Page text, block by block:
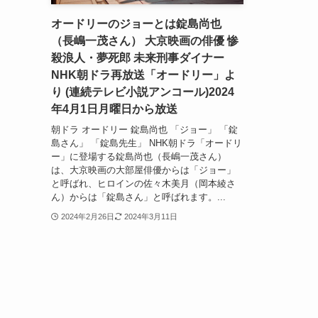
オードリーのジョーとは錠島尚也
（長嶋一茂さん） 大京映画の俳優 惨
殺浪人・夢死郎 未来刑事ダイナー
NHK朝ドラ再放送「オードリー」よ
り (連続テレビ小説アンコール)2024
年4月1日月曜日から放送
朝ドラ オードリー 錠島尚也 「ジョー」 「錠
島さん」 「錠島先生」 NHK朝ドラ「オードリ
ー」に登場する錠島尚也（長嶋一茂さん）
は、大京映画の大部屋俳優からは「ジョー」
と呼ばれ、ヒロインの佐々木美月（岡本綾さ
ん）からは「錠島さん」と呼ばれます。...
2024年2月26日 2024年3月11日